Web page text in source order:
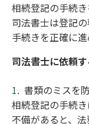
相続登記の手続
司法書士は登記
手続きを正確に進
司法書士に依頼
書類のミスを
相続登記の手続
不備があると、